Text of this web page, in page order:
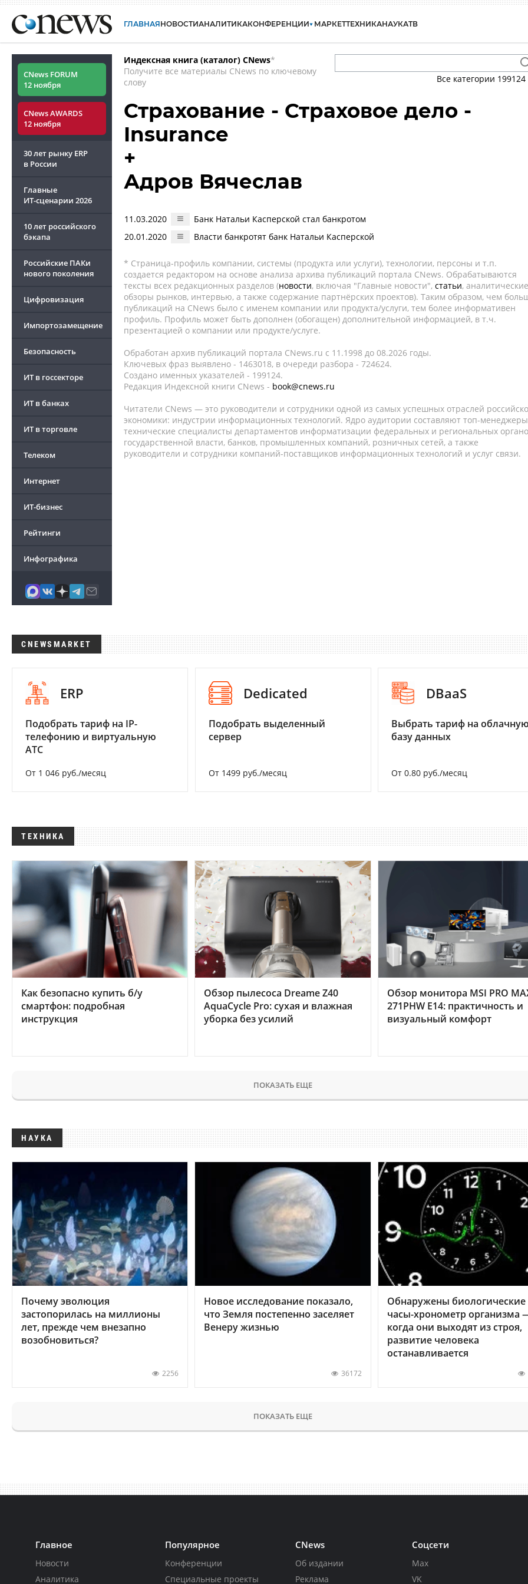
ГЛАВНАЯНОВОСТИАНАЛИТИКАКОНФЕРЕНЦИИ МАРКЕТТЕХНИКАНАУКАТВ
CNews FORUM
12 ноября
CNews AWARDS
12 ноября
30 лет рынку ERP
в России
Главные
ИТ-сценарии 2026
10 лет российского
бэкапа
Российские ПАКи
нового поколения
Цифровизация
Импортозамещение
Безопасность
ИТ в госсекторе
ИТ в банках
ИТ в торговле
Телеком
Интернет
ИТ-бизнес
Рейтинги
Инфографика
Индексная книга (каталог) CNews*
Получите все материалы CNews по ключевому
слову
Все категории 199124
Страхование - Страховое дело -
Insurance
+
Адров Вячеслав
11.03.2020
Банк Натальи Касперской стал банкротом
20.01.2020
Власти банкротят банк Натальи Касперской
* Страница-профиль компании, системы (продукта или услуги), технологии, персоны и т.п.
создается редактором на основе анализа архива публикаций портала CNews. Обрабатываются
тексты всех редакционных разделов (новости, включая "Главные новости", статьи, аналитические
обзоры рынков, интервью, а также содержание партнёрских проектов). Таким образом, чем
публикаций на CNews было с именем компании или продукта/услуги, тем более информативен
профиль. Профиль может быть дополнен (обогащен) дополнительной информацией, в т.ч.
презентацией о компании или продукте/услуге.
Обработан архив публикаций портала CNews.ru c 11.1998 до 08.2026 годы.
Ключевых фраз выявлено - 1463018, в очереди разбора - 724624.
Создано именных указателей - 199124.
Редакция Индексной книги CNews - book@cnews.ru
Читатели CNews — это руководители и сотрудники одной из самых успешных отраслей
экономики: индустрии информационных технологий. Ядро аудитории составляют топ-
технические специалисты департаментов информатизации федеральных и региональных
государственной власти, банков, промышленных компаний, розничных сетей, а также
руководители и сотрудники компаний-поставщиков информационных технологий и услуг связи.
CNEWSMARKET
ERP
Подобрать тариф на IP-
телефонию и виртуальную
АТС
От 1 046 руб./месяц
Dedicated
Подобрать выделенный
сервер
От 1499 руб./месяц
DBaaS
Выбрать тариф на
базу данных
От 0.80 руб./месяц
ТЕХНИКА
Как безопасно купить б/у
смартфон: подробная
инструкция
Обзор пылесоса Dreame Z40
AquaCycle Pro: сухая и влажная
уборка без усилий
Обзор монитора MSI PRO
271PHW E14: практичность и
визуальный комфорт
ПОКАЗАТЬ ЕЩЕ
НАУКА
Почему эволюция
застопорилась на миллионы
лет, прежде чем внезапно
возобновиться?
2256
Новое исследование показало,
что Земля постепенно заселяет
Венеру жизнью
36172
Обнаружены биологические
часы-хронометр организма
когда они выходят из строя,
развитие человека
останавливается
ПОКАЗАТЬ ЕЩЕ
Главное
Новости
Аналитика
Популярное
Конференции
Специальные проекты
CNews
Об издании
Реклама
Соцсети
Max
VK